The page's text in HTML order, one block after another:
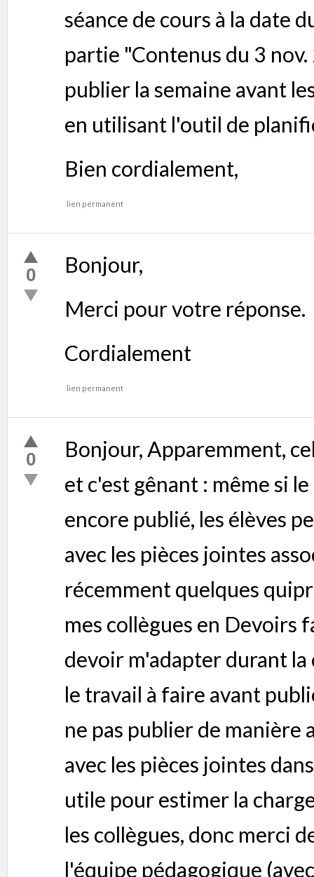
séance de cours à la date
partie "Contenus du 3
publier la semaine avant
en utilisant l'outil de
Bien cordialement,
lien permanent
0
Bonjour,
Merci pour votre réponse.
Cordialement
lien permanent
0
Bonjour, Apparemment,
et c'est gênant : même si
encore publié, les élèves
avec les pièces jointes
récemment quelques
mes collègues en Devoirs
devoir m'adapter durant la
le travail à faire avant
ne pas publier de manière
avec les pièces jointes
utile pour estimer la
les collègues, donc merci
l'équipe pédagogique